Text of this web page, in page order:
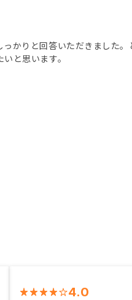
かりと回答いただきました。
と思います。
4.0